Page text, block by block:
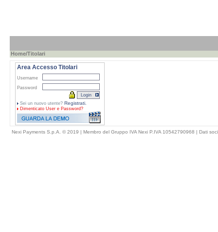
Home/Titolari
Area Accesso Titolari
Username
Password
Sei un nuovo utente? Registrati.
Dimenticato User e Password?
Nexi Payments S.p.A. © 2019 | Membro del Gruppo IVA Nexi P.IVA 10542790968 | Dati